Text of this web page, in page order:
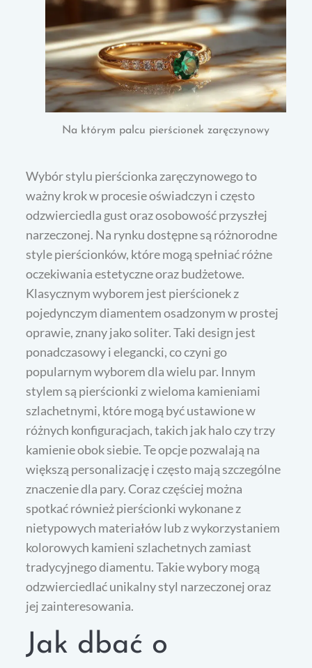
Na którym palcu pierścionek zaręczynowy
Wybór stylu pierścionka zaręczynowego to
ważny krok w procesie oświadczyn i często
odzwierciedla gust oraz osobowość przyszłej
narzeczonej. Na rynku dostępne są różnorodne
style pierścionków, które mogą spełniać różne
oczekiwania estetyczne oraz budżetowe.
Klasycznym wyborem jest pierścionek z
pojedynczym diamentem osadzonym w prostej
oprawie, znany jako soliter. Taki design jest
ponadczasowy i elegancki, co czyni go
popularnym wyborem dla wielu par. Innym
stylem są pierścionki z wieloma kamieniami
szlachetnymi, które mogą być ustawione w
różnych konfiguracjach, takich jak halo czy trzy
kamienie obok siebie. Te opcje pozwalają na
większą personalizację i często mają szczególne
znaczenie dla pary. Coraz częściej można
spotkać również pierścionki wykonane z
nietypowych materiałów lub z wykorzystaniem
kolorowych kamieni szlachetnych zamiast
tradycyjnego diamentu. Takie wybory mogą
odzwierciedlać unikalny styl narzeczonej oraz
jej zainteresowania.
Jak dbać o